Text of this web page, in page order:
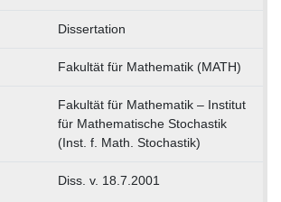
Dissertation
Fakultät für Mathematik (MATH)
Fakultät für Mathematik – Institut
für Mathematische Stochastik
(Inst. f. Math. Stochastik)
Diss. v. 18.7.2001